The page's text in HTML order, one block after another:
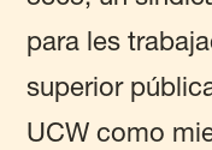
para les
superior
UCW como